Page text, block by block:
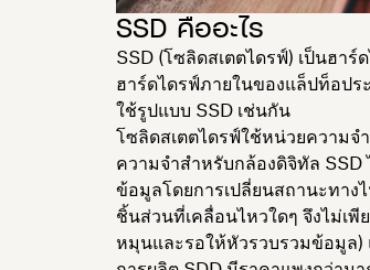
SSD คืออะไร
SSD (โซลิดสเตตไดรฟ์) เป็นฮา
ฮาร์ดไดรฟ์ภายในของแล็ปท็อป
ใช้รูปแบบ SSD เช่นกัน
โซลิดสเตตไดรฟ์ใช้หน่วยความจ
ความจำสำหรับกล้องดิจิทัล SSD
ข้อมูลโดยการเปลี่ยนสถานะทาง
ชิ้นส่วนที่เคลื่อนไหวใดๆ จึงไม่เพี
หมุนและรอให้หัวรวบรวมข้อมูล)